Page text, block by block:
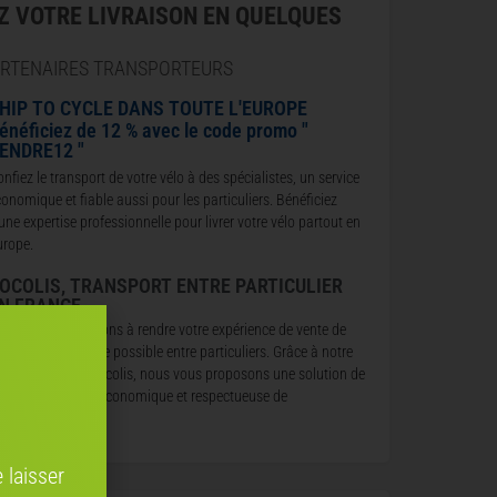
VOTRE LIVRAISON EN QUELQUES
TRANSPORTEURS
TO CYCLE DANS TOUTE L'EUROPE
de 12 % avec le code promo "
"
le transport de votre vélo à des spécialistes, un service
et fiable aussi pour les particuliers. Bénéficiez
expertise professionnelle pour livrer votre vélo partout en
TRANSPORT ENTRE PARTICULIER
FRANCE
nous engageons à rendre votre expérience de vente de
aussi fluide que possible entre particuliers. Grâce à notre
avec Cocolis, nous vous proposons une solution de
pratique, économique et respectueuse de
laisser